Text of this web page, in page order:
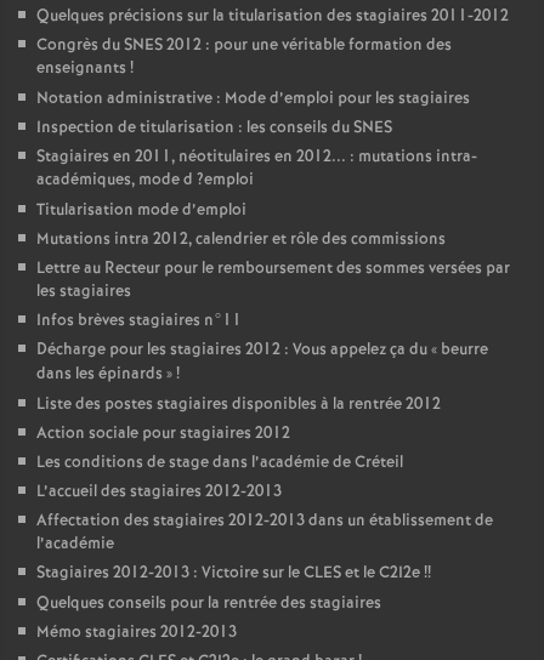
Quelques précisions sur la titularisation des stagiaires 2011-2012
Congrès duSNES2012 : pour une véritable formation des
enseignants !
Notation administrative : Mode d’emploi pour les stagiaires
Inspection de titularisation : les conseils duSNES
Stagiaires en 2011, néotitulaires en 2012... : mutations intra-
académiques, mode d ?emploi
Titularisation mode d’emploi
Mutations intra 2012, calendrier et rôle des commissions
Lettre au Recteur pour le remboursement des sommes versées par
les stagiaires
Infos brèves stagiaires n°11
Décharge pour les stagiaires 2012 : Vous appelez ça du « beurre
dans les épinards »!
Liste des postes stagiaires disponibles à la rentrée 2012
Action sociale pour stagiaires 2012
Les conditions de stage dans l’académie de Créteil
L’accueil des stagiaires 2012-2013
Affectation des stagiaires 2012-2013 dans un établissement de
l’académie
Stagiaires 2012-2013 : Victoire sur leCLESet le C2I2e!!
Quelques conseils pour la rentrée des stagiaires
Mémo stagiaires 2012-2013